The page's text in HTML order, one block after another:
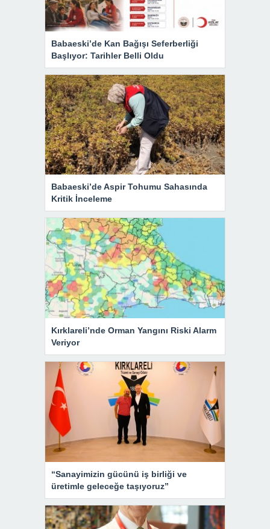
Babaeski’de Kan Bağışı Seferberliği
Başlıyor: Tarihler Belli Oldu
Babaeski’de Aspir Tohumu Sahasında
Kritik İnceleme
Kırklareli’nde Orman Yangını Riski Alarm
Veriyor
“Sanayimizin gücünü iş birliği ve
üretimle geleceğe taşıyoruz”